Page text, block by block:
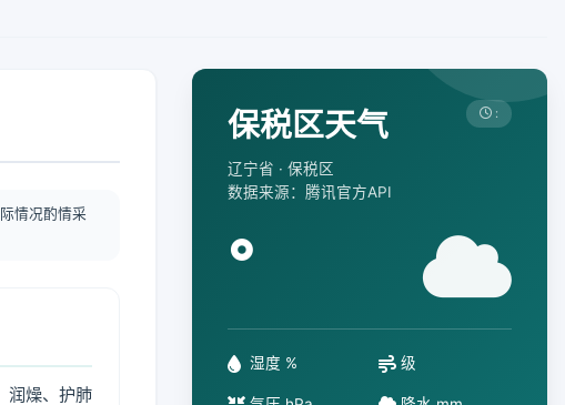
情况酌情采
润燥、护肺
保税区天气
辽宁省 · 保税区
数据来源：腾讯官方API
:
°
湿度 % 级